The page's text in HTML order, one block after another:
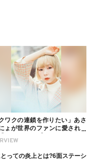
クワクの連鎖を作りたい」あさ
ょが世界のファンに愛される
っての炎上とは?6面ステーシ